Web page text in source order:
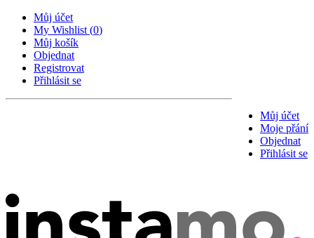
Můj účet
My Wishlist (0)
Můj košík
Objednat
Registrovat
Přihlásit se
Můj účet
Moje přání
Objednat
Přihlásit se